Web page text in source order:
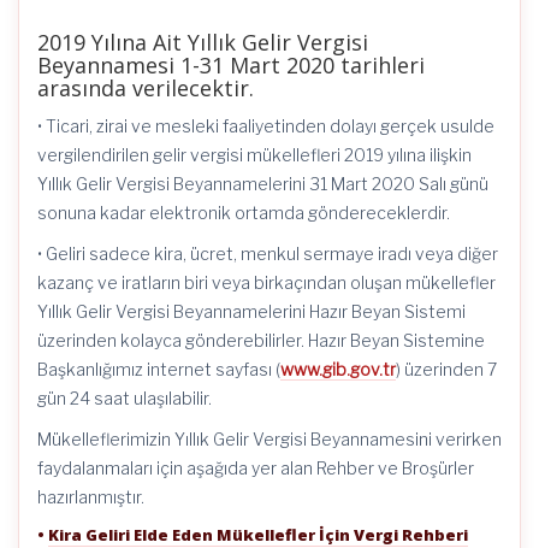
2019 Yılına Ait Yıllık Gelir Vergisi
Beyannamesi 1-31 Mart 2020 tarihleri
arasında verilecektir.
• Ticari, zirai ve mesleki faaliyetinden dolayı gerçek usulde
vergilendirilen gelir vergisi mükellefleri 2019 yılına ilişkin
Yıllık Gelir Vergisi Beyannamelerini 31 Mart 2020 Salı günü
sonuna kadar elektronik ortamda göndereceklerdir.
• Geliri sadece kira, ücret, menkul sermaye iradı veya diğer
kazanç ve iratların biri veya birkaçından oluşan mükellefler
Yıllık Gelir Vergisi Beyannamelerini Hazır Beyan Sistemi
üzerinden kolayca gönderebilirler. Hazır Beyan Sistemine
Başkanlığımız internet sayfası (www.gib.gov.tr) üzerinden 7
gün 24 saat ulaşılabilir.
Mükelleflerimizin Yıllık Gelir Vergisi Beyannamesini verirken
faydalanmaları için aşağıda yer alan Rehber ve Broşürler
hazırlanmıştır.
• Kira Geliri Elde Eden Mükellefler İçin Vergi Rehberi